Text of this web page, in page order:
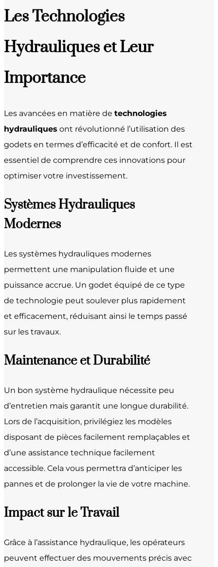
Les Technologies
Hydrauliques et Leur
Importance
Les avancées en matière de technologies
hydrauliques ont révolutionné l’utilisation des
godets en termes d’efficacité et de confort. Il est
essentiel de comprendre ces innovations pour
optimiser votre investissement.
Systèmes Hydrauliques
Modernes
Les systèmes hydrauliques modernes
permettent une manipulation fluide et une
puissance accrue. Un godet équipé de ce type
de technologie peut soulever plus rapidement
et efficacement, réduisant ainsi le temps passé
sur les travaux.
Maintenance et Durabilité
Un bon système hydraulique nécessite peu
d’entretien mais garantit une longue durabilité.
Lors de l’acquisition, privilégiez les modèles
disposant de pièces facilement remplaçables et
d’une assistance technique facilement
accessible. Cela vous permettra d’anticiper les
pannes et de prolonger la vie de votre machine.
Impact sur le Travail
Grâce à l’assistance hydraulique, les opérateurs
peuvent effectuer des mouvements précis avec